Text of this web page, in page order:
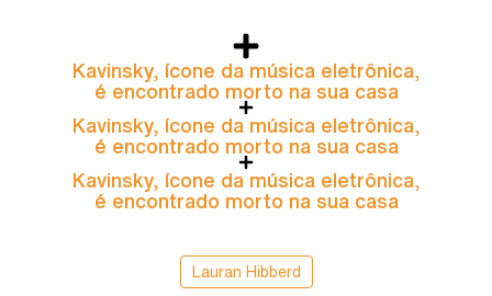
Kavinsky, ícone da música eletrônica,
é encontrado morto na sua casa
Kavinsky, ícone da música eletrônica,
é encontrado morto na sua casa
Kavinsky, ícone da música eletrônica,
é encontrado morto na sua casa
Lauran Hibberd